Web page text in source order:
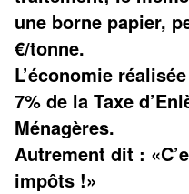
une borne papier,
€/tonne.
L’économie
7% de la Taxe
Ménagères.
Autrement dit :
impôts !»